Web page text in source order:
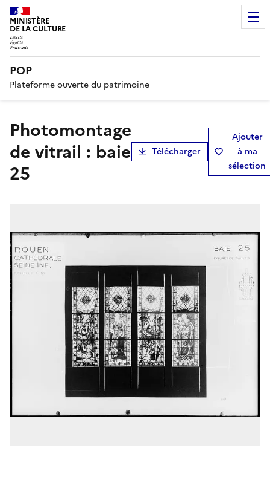
MINISTÈRE
DE LA CULTURE
POP
Plateforme ouverte du patrimoine
Photomontage
de vitrail : baie
25
Télécharger
Ajouter
à ma
sélection